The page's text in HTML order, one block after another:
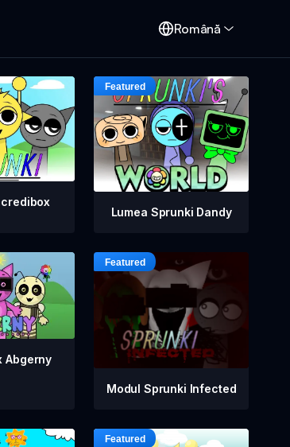
Română
Lumea Sprunki Dandy
Abgerny
Modul Sprunki Infected